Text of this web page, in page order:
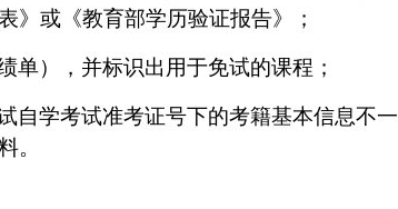
》或《教育部学历验证报告》；
单） ，并标识出用于免试的课程 ；
自学考试准考证号下的考籍基本信息不一
。